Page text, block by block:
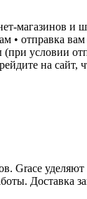
магазинов и
отправка
условии
на сайт,
Grace
Доставка